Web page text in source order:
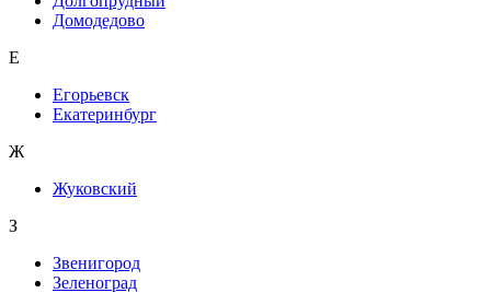
Домодедово
Е
Егорьевск
Екатеринбург
Ж
Жуковский
З
Звенигород
Зеленоград